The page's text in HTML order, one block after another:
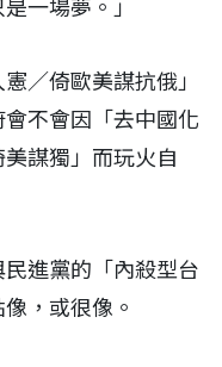
一場夢。」
／倚歐美謀抗俄」
不會因「去中國化
謀獨」而玩火自
進黨的「內殺型台
，或很像。